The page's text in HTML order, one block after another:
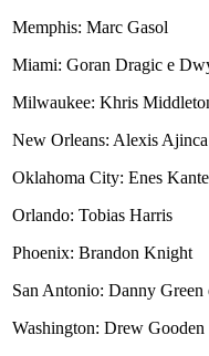
Memphis: Marc Gasol‎
Miami: Goran Dragic e
Milwaukee: Khris
New Orleans: Alexis
Oklahoma City: Enes
Orlando: Tobias Harris
Phoenix: Brandon Knight
San Antonio: Danny
Washington: Drew Gooden